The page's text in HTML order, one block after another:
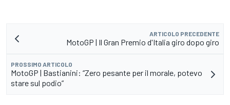
ARTICOLO PRECEDENTE
MotoGP | Il Gran Premio d'Italia giro dopo giro
PROSSIMO ARTICOLO
MotoGP | Bastianini: “Zero pesante per il morale, potevo
stare sul podio”